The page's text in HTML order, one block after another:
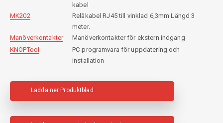
kabel
MK202
Reläkabel RJ45 till vinklad 6,3mm Längd 3
meter.
Manöverkontakter
Manöverkontakter för ekstern indgang
KNOPTool
PC-programvara för uppdatering och
installation
Ladda ner Produktblad